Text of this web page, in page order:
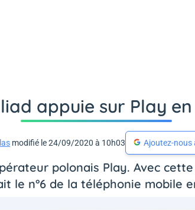
appuie sur Play
modifié le 24/09/2020 à 10h03 Ajoutez-nous
polonais Play. Avec
le n°6 de la téléphonie mobile